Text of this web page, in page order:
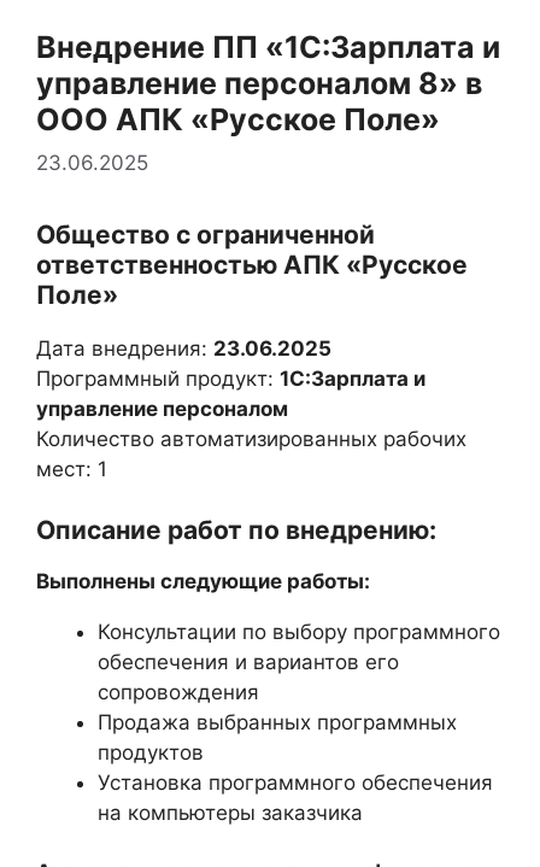
Внедрение ПП «1С:Зарплата и
управление персоналом 8» в
ООО АПК «Русское Поле»
23.06.2025
Общество с ограниченной
ответственностью АПК «Русское
Поле»
Дата внедрения: 23.06.2025
Программный продукт: 1С:Зарплата и
управление персоналом
Количество автоматизированных рабочих
мест: 1
Описание работ по внедрению:
Выполнены следующие работы:
Консультации по выбору программного
обеспечения и вариантов его
сопровождения
Продажа выбранных программных
продуктов
Установка программного обеспечения
на компьютеры заказчика